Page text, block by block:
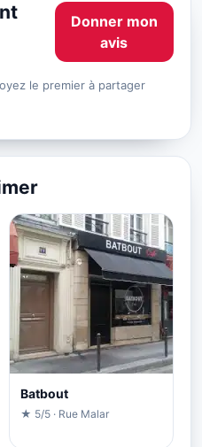
Donner mon
avis
le premier à partager
Batbout
★ 5/5 · Rue Malar